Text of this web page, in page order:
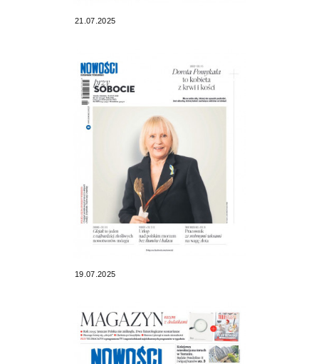
21.07.2025
19.07.2025